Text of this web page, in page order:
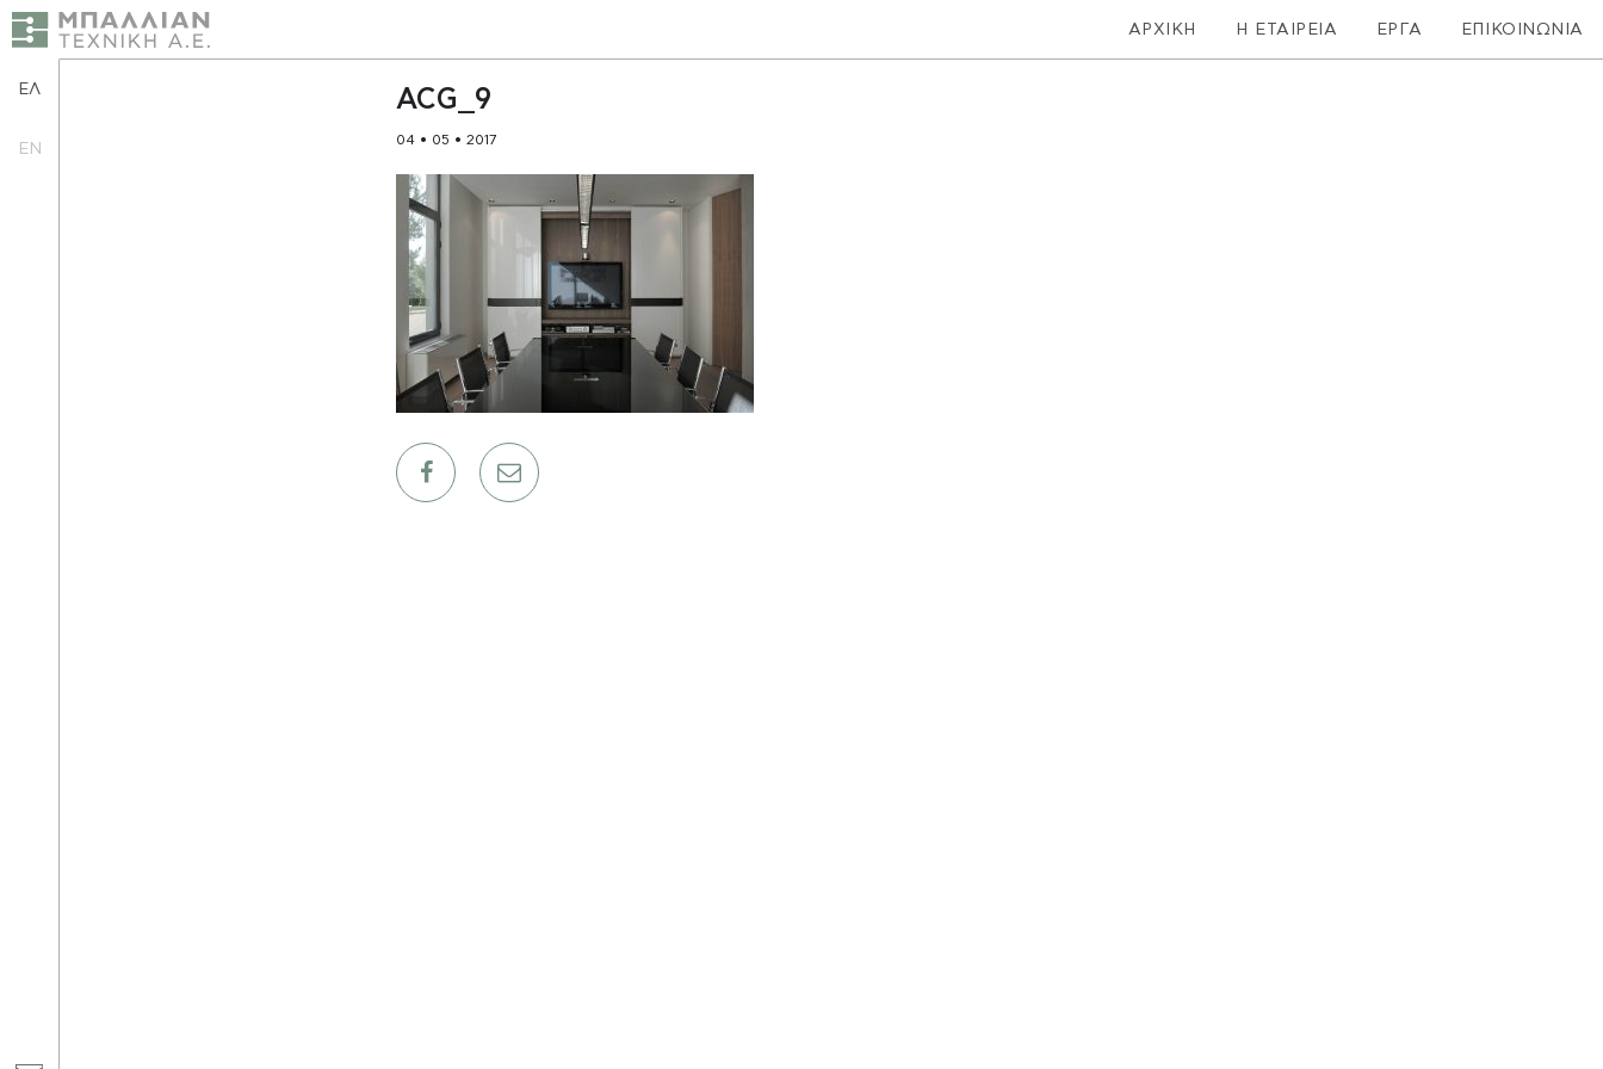
ΑΡΧΙΚΗ Η ΕΤΑΙΡΕΙΑ ΕΡΓΑ ΕΠΙΚΟΙΝΩΝΙΑ
ACG_9
04 • 05 • 2017
ΕΛ
EN